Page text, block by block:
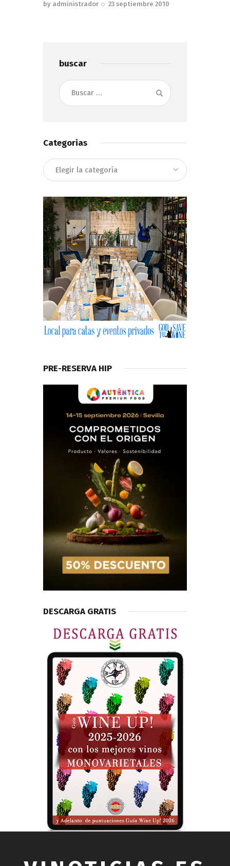
by administrador 23 septiembre 2010
buscar
Buscar:
Categorias
Categorias
PRE-RESERVA HIP
DESCARGA GRATIS